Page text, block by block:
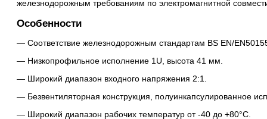
железнодорожным требованиям по электромагнитной
Особенности
Соответствие железнодорожным стандартам BS EN/
Низкопрофильное исполнение 1U, высота 41 мм.
Широкий диапазон входного напряжения 2:1.
Безвентиляторная конструкция, полуинкапсулированное
Широкий диапазон рабочих температур от -40 до +80°C.